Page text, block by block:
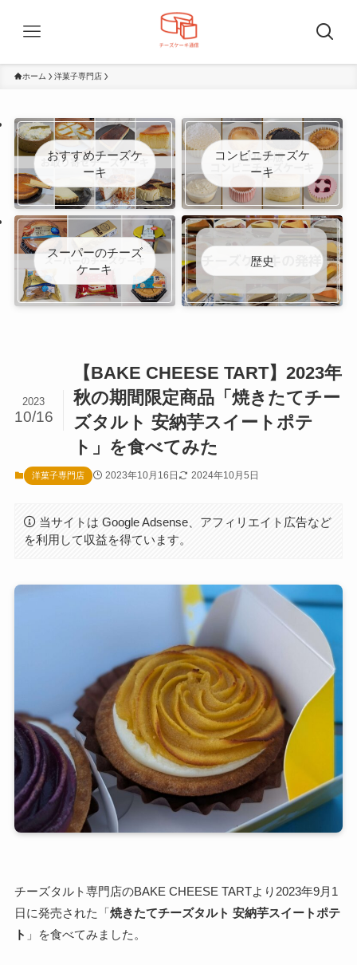
ホーム 洋菓子専門店
おすすめチーズケ
ーキ
コンビニチーズケ
ーキ
スーパーのチーズ
ケーキ
歴史
【BAKE CHEESE TART】2023年
秋の期間限定商品「焼きたてチー
ズタルト 安納芋スイートポテ
ト」を食べてみた
2023
10/16
洋菓子専門店 2023年10月16日 2024年10月5日
当サイトは Google Adsense、アフィリエイト広告など
を利用して収益を得ています。
チーズタルト専門店のBAKE CHEESE TARTより2023年9月1
日に発売された「焼きたてチーズタルト 安納芋スイートポテ
ト 」を食べてみました。